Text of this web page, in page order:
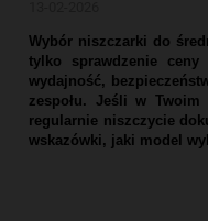
Wybór niszczarki do
tylko sprawdzenie
wydajność,
zespołu. Jeśli w
regularnie niszczycie
wskazówki, jaki model